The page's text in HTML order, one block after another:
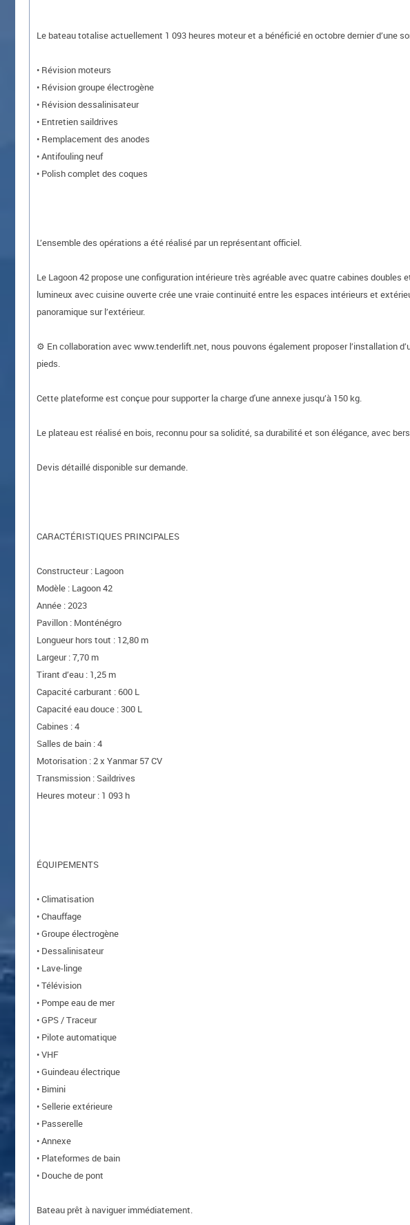
Le bateau totalise actuellement 1 093 heures moteur et a bénéficié en octobre dernier d’une
• Révision moteurs
• Révision groupe électrogène
• Révision dessalinisateur
• Entretien saildrives
• Remplacement des anodes
• Antifouling neuf
• Polish complet des coques
L’ensemble des opérations a été réalisé par un représentant officiel.
Le Lagoon 42 propose une configuration intérieure très agréable avec quatre cabines
lumineux avec cuisine ouverte crée une vraie continuité entre les espaces intérieurs et
panoramique sur l’extérieur.
⚙️ En collaboration avec www.tenderlift.net, nous pouvons également proposer l’installation
pieds.
Cette plateforme est conçue pour supporter la charge d'une annexe jusqu’à 150 kg.
Le plateau est réalisé en bois, reconnu pour sa solidité, sa durabilité et son élégance, avec
Devis détaillé disponible sur demande.
CARACTÉRISTIQUES PRINCIPALES
Constructeur : Lagoon
Modèle : Lagoon 42
Année : 2023
Pavillon : Monténégro
Longueur hors tout : 12,80 m
Largeur : 7,70 m
Tirant d’eau : 1,25 m
Capacité carburant : 600 L
Capacité eau douce : 300 L
Cabines : 4
Salles de bain : 4
Motorisation : 2 x Yanmar 57 CV
Transmission : Saildrives
Heures moteur : 1 093 h
ÉQUIPEMENTS
• Climatisation
• Chauffage
• Groupe électrogène
• Dessalinisateur
• Lave-linge
• Télévision
• Pompe eau de mer
• GPS / Traceur
• Pilote automatique
• VHF
• Guindeau électrique
• Bimini
• Sellerie extérieure
• Passerelle
• Annexe
• Plateformes de bain
• Douche de pont
Bateau prêt à naviguer immédiatement.